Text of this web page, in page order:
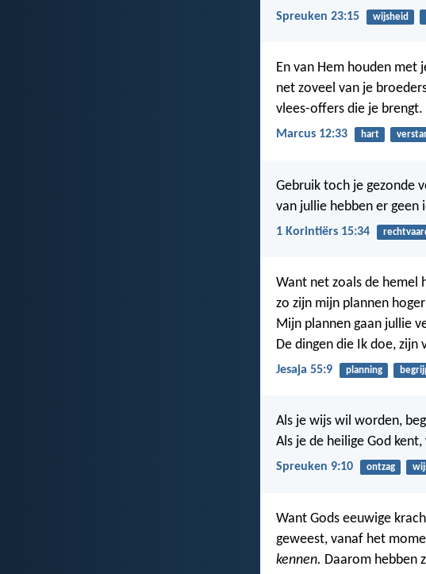
Spreuken 23:15 wijsheid
En van Hem houden met
net zoveel van je
vlees-offers die je brengt.
Marcus 12:33 hart
Gebruik toch je gezonde
van jullie hebben er geen
1 Korintiërs 15:34
Want net zoals de hemel
zo zijn mijn plannen
Mijn plannen gaan jullie
De dingen die Ik doe,
Jesaja 55:9 planning
Als je wijs wil worden,
Als je de heilige God
Spreuken 9:10 ontzag
Want Gods eeuwige
geweest, vanaf het
kennen. Daarom hebben